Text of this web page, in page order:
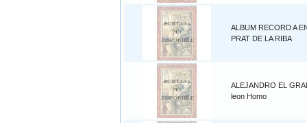
ALBUM RECORD A
PRAT DE LA RIBA
ALEJANDRO EL
leon Homo